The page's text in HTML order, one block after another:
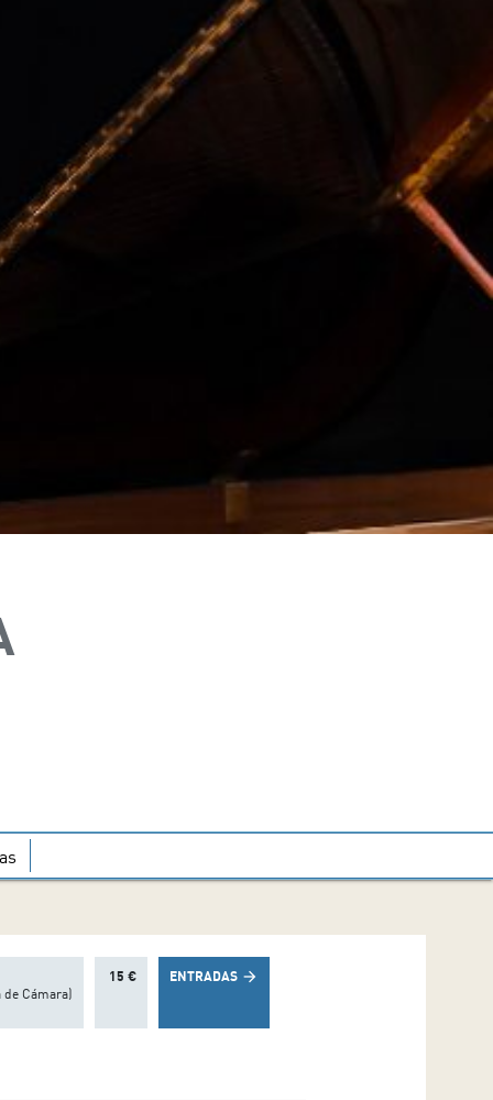
Cámara)
15 € ENTRADAS arrow_forward